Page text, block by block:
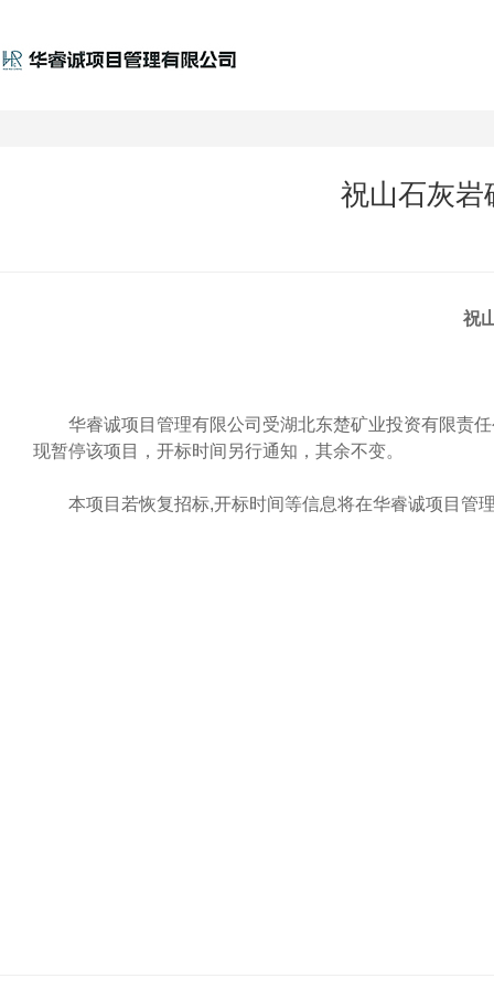
祝山石灰岩
祝
华睿诚项目管理有限公司受湖北东楚矿业投资有限责
现暂停该项目，开标时间另行通知，其余不变。
本项目若恢复招标,开标时间等信息将在华睿诚项目管